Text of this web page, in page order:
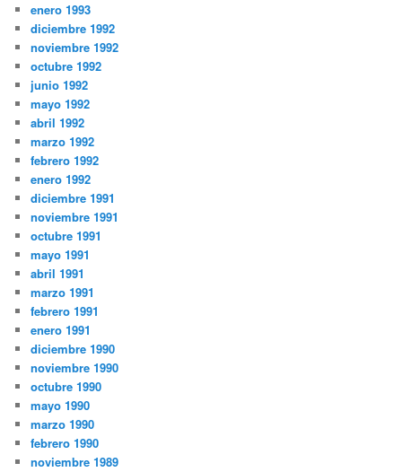
enero 1993
diciembre 1992
noviembre 1992
octubre 1992
junio 1992
mayo 1992
abril 1992
marzo 1992
febrero 1992
enero 1992
diciembre 1991
noviembre 1991
octubre 1991
mayo 1991
abril 1991
marzo 1991
febrero 1991
enero 1991
diciembre 1990
noviembre 1990
octubre 1990
mayo 1990
marzo 1990
febrero 1990
noviembre 1989